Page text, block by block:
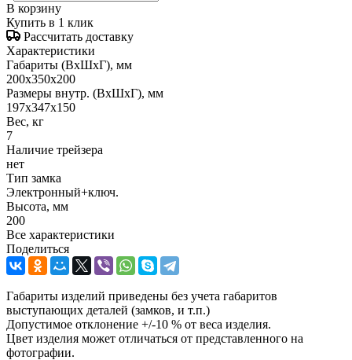
В корзину
Купить в 1 клик
Рассчитать доставку
Характеристики
Габариты (ВxШxГ), мм
200x350x200
Размеры внутр. (ВxШxГ), мм
197x347x150
Вес, кг
7
Наличие трейзера
нет
Тип замка
Электронный+ключ.
Высота, мм
200
Все характеристики
Поделиться
Габариты изделий приведены без учета габаритов
выступающих деталей (замков, и т.п.)
Допустимое отклонение +/-10 % от веса изделия.
Цвет изделия может отличаться от представленного на
фотографии.